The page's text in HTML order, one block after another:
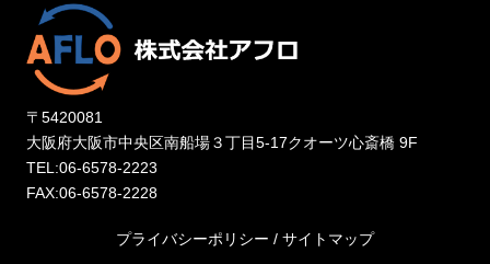
〒5420081
大阪府大阪市中央区南船場３丁目5-17クオーツ心斎橋 9F
TEL:06-6578-2223
FAX:06-6578-2228
プライバシーポリシー / サイトマップ